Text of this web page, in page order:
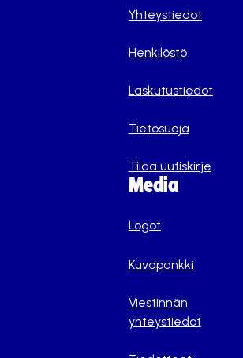
Yhteystiedot
Henkilöstö
Laskutustiedot
Tietosuoja
Tilaa uutiskirje
Media
Logot
Kuvapankki
Viestinnän
yhteystiedot